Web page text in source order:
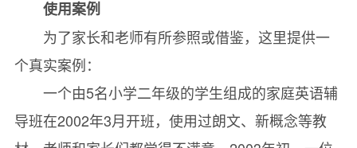
使用案例
为了家长和老师有所参照或借鉴，这里提供一
个真实案例：
一个由5名小学二年级的学生组成的家庭英语辅
导班在2002年3月开班，使用过朗文、新概念等教